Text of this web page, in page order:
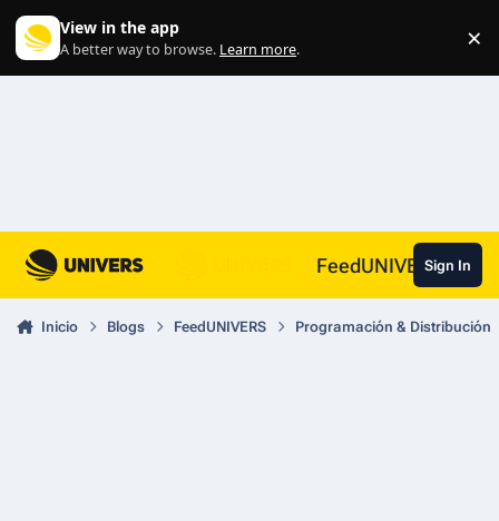
View in the app
A better way to browse. Learn more. ×
FeedUNIVERSSign In
Inicio Blogs FeedUNIVERS Programación & Distribución